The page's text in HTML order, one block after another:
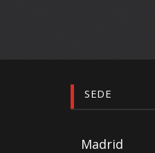
SEDE
Madrid